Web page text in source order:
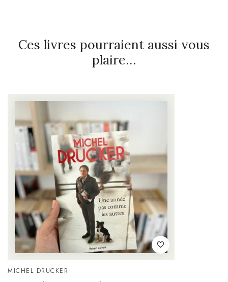
Ces livres pourraient aussi vous
plaire…
MICHEL DRUCKER